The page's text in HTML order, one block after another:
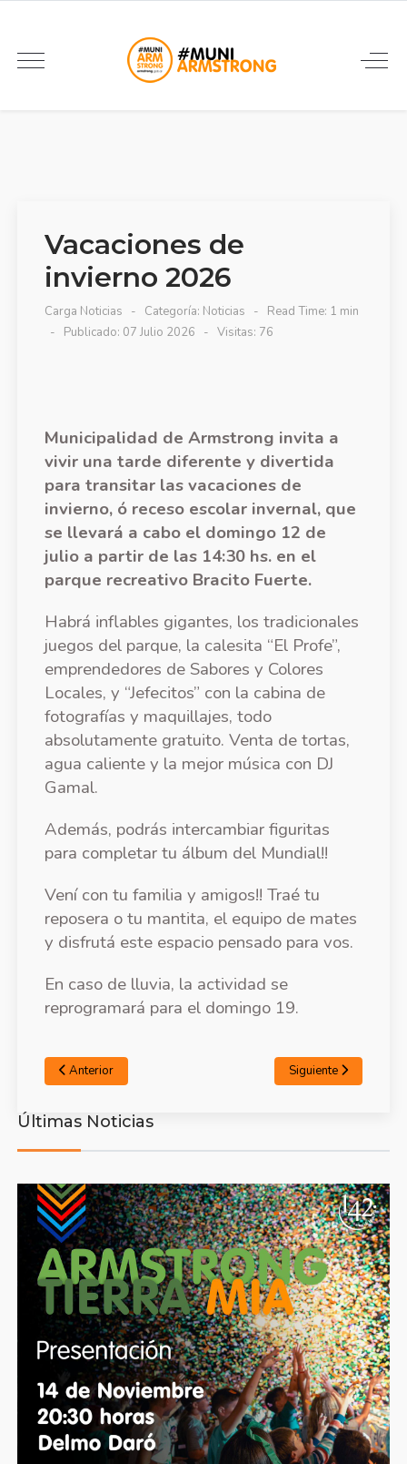
Vacaciones de
invierno 2026
Carga Noticias Categoría: Noticias
Read Time: 1 min
Publicado: 07 Julio 2026
Visitas: 76
Municipalidad de Armstrong invita a
vivir una tarde diferente y divertida
para transitar las vacaciones de
invierno, ó receso escolar invernal, que
se llevará a cabo el domingo 12 de
julio a partir de las 14:30 hs. en el
parque recreativo Bracito Fuerte.
Habrá inflables gigantes, los tradicionales
juegos del parque, la calesita “El Profe”,
emprendedores de Sabores y Colores
Locales, y “Jefecitos” con la cabina de
fotografías y maquillajes, todo
absolutamente gratuito. Venta de tortas,
agua caliente y la mejor música con DJ
Gamal.
Además, podrás intercambiar figuritas
para completar tu álbum del Mundial!!
Vení con tu familia y amigos!! Traé tu
reposera o tu mantita, el equipo de mates
y disfrutá este espacio pensado para vos.
En caso de lluvia, la actividad se
reprogramará para el domingo 19.
Anterior Siguiente
Últimas Noticias